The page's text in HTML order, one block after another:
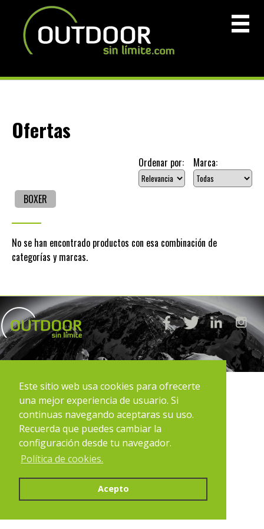
Este sitio web usa cookies para ofrecerte
una mejor experiencia de usuario. Si
continuas navegando aceptaras su uso.
Recuerda que puedes cambiar la
configuración desde tu navegador.
Política de cookies.
Acepto
Ofertas
Ordenar por: Marca:
BOXER
No se han encontrado productos con esa combinación de
categorías y marcas.